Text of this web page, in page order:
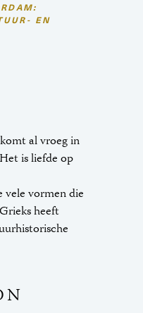
EN
al vroeg in
is liefde op
vele vormen die
heeft